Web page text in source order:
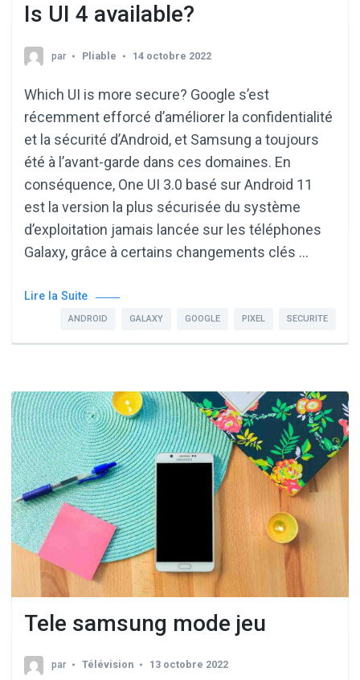
Is UI 4 available?
par Pliable 14 octobre 2022
Which UI is more secure? Google s’est
récemment efforcé d’améliorer la confidentialité
et la sécurité d’Android, et Samsung a toujours
été à l’avant-garde dans ces domaines. En
conséquence, One UI 3.0 basé sur Android 11
est la version la plus sécurisée du système
d’exploitation jamais lancée sur les téléphones
Galaxy, grâce à certains changements clés …
Lire la Suite
ANDROID GALAXY GOOGLE PIXEL SECURITE
Tele samsung mode jeu
par Télévision 13 octobre 2022